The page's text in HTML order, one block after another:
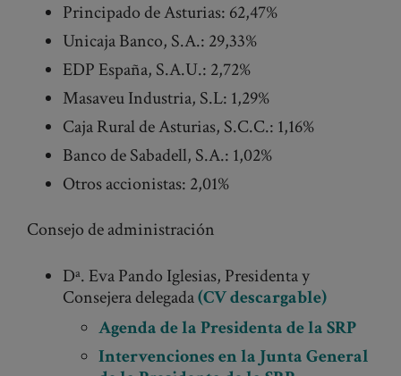
Principado de Asturias: 62,47%
Unicaja Banco, S.A.: 29,33%
EDP España, S.A.U.: 2,72%
Masaveu Industria, S.L: 1,29%
Caja Rural de Asturias, S.C.C.: 1,16%
Banco de Sabadell, S.A.: 1,02%
Otros accionistas: 2,01%
Consejo de administración
Dª. Eva Pando Iglesias, Presidenta y
Consejera delegada(CV descargable)
Agenda de la Presidenta de la SRP
Intervenciones en la Junta General